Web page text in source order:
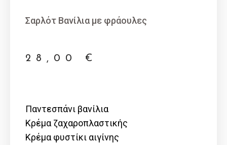
Σαρλότ Βανίλια με φράουλες
28,00 €
Παντεσπάνι βανίλια
Κρέμα ζαχαροπλαστικής
Κρέμα φυστίκι αιγίνης